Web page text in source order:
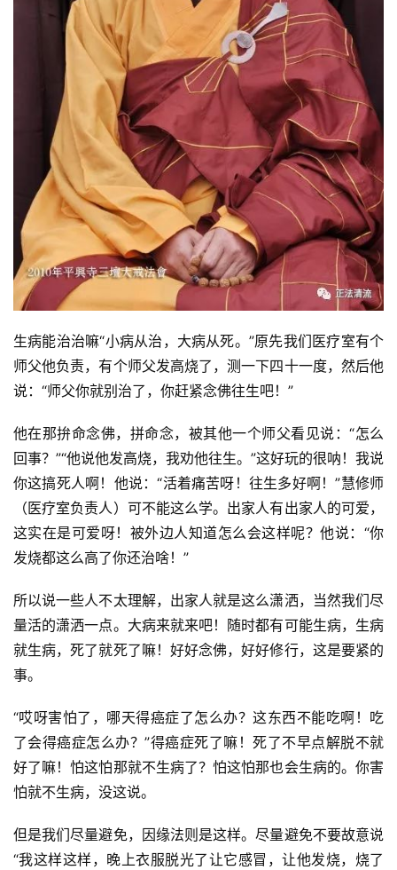
生病能治治嘛“小病从治，大病从死。”原先我们医疗室有个
师父他负责，有个师父发高烧了，测一下四十一度，然后他
说：“师父你就别治了，你赶紧念佛往生吧！”
他在那拚命念佛，拼命念，被其他一个师父看见说：“怎么
回事？”“他说他发高烧，我劝他往生。”这好玩的很呐！我说
你这搞死人啊！他说：“活着痛苦呀！往生多好啊！”慧修师
（医疗室负责人）可不能这么学。出家人有出家人的可爱，
这实在是可爱呀！被外边人知道怎么会这样呢？他说：“你
发烧都这么高了你还治啥！”
所以说一些人不太理解，出家人就是这么潇洒，当然我们尽
量活的潇洒一点。大病来就来吧！随时都有可能生病，生病
就生病，死了就死了嘛！好好念佛，好好修行，这是要紧的
事。
“哎呀害怕了，哪天得癌症了怎么办？这东西不能吃啊！吃
了会得癌症怎么办？”得癌症死了嘛！死了不早点解脱不就
好了嘛！怕这怕那就不生病了？怕这怕那也会生病的。你害
怕就不生病，没这说。
但是我们尽量避免，因缘法则是这样。尽量避免不要故意说
“我这样这样，晚上衣服脱光了让它感冒，让他发烧，烧了